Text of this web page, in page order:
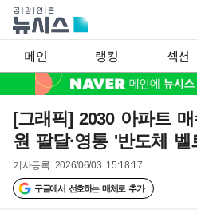
메인 랭킹 섹션
[그래픽] 2030 아파트
원 팔달·영통 '반도체 벨
기사등록 2026/06/03 15:18:17
구글에서 선호하는 매체로 추가